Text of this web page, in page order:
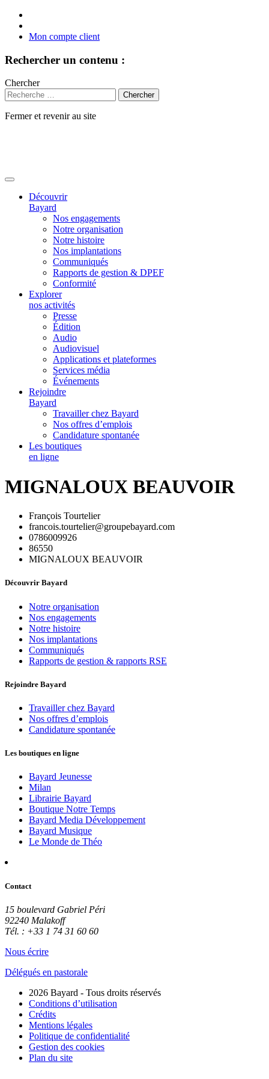
Mon compte client
Rechercher un contenu :
Chercher
Fermer et revenir au site
Découvrir
Bayard
Nos engagements
Notre organisation
Notre histoire
Nos implantations
Communiqués
Rapports de gestion & DPEF
Conformité
Explorer
nos activités
Presse
Édition
Audio
Audiovisuel
Applications et plateformes
Services média
Événements
Rejoindre
Bayard
Travailler chez Bayard
Nos offres d’emplois
Candidature spontanée
Les boutiques
en ligne
MIGNALOUX BEAUVOIR
François Tourtelier
francois.tourtelier@groupebayard.com
0786009926
86550
MIGNALOUX BEAUVOIR
Découvrir Bayard
Notre organisation
Nos engagements
Notre histoire
Nos implantations
Communiqués
Rapports de gestion & rapports RSE
Rejoindre Bayard
Travailler chez Bayard
Nos offres d’emplois
Candidature spontanée
Les boutiques en ligne
Bayard Jeunesse
Milan
Librairie Bayard
Boutique Notre Temps
Bayard Media Développement
Bayard Musique
Le Monde de Théo
Contact
15 boulevard Gabriel Péri
92240 Malakoff
Tél. : +33 1 74 31 60 60
Nous écrire
Délégués en pastorale
2026 Bayard - Tous droits réservés
Conditions d’utilisation
Crédits
Mentions légales
Politique de confidentialité
Gestion des cookies
Plan du site